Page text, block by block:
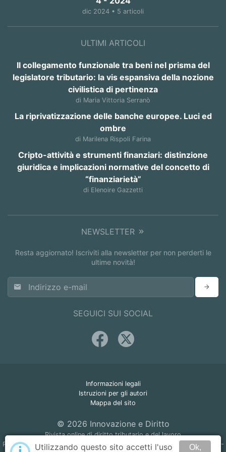
dic 2024 • 5 articoli
ULTIMI ARTICOLI
Il collegamento funzionale tra beni nel prisma del
legislatore tributario: la vis espansiva della nozione
civilistica di pertinenza
di Maria Vittoria Serranò
La riprivatizzazione delle banche europee. Luci ed
ombre
di Marilena Rispoli Farina
Cripto-attività e strumenti finanziari: distinzione
giuridica e implicazioni normative del concetto di
“finanziarietà”
di Elenoire Gazzetti
NEWSLETTER
Resta aggiornato! Iscriviti alla newsletter per non perderti le
ultime novità!
SEGUICI SUI SOCIAL
Informazioni legali
Istruzioni per gli autori
Mappa del sito
© 2026 Innovazione e Diritto
Rivista online di diritto tributario e del lavoro
Registrazione Tribunale di Napoli n. 45 del 22 giugno 2005 - ISSN 1825-
Utilizzando questo sito accetti l'uso Ok,